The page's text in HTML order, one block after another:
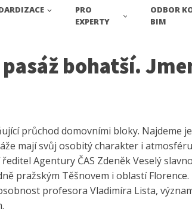
PRO
EXPERTY
ODBOR
BIM
bohatší.
průchod domovními bloky. Najdeme
mají svůj osobitý charakter i
Agentury ČAS Zdeněk Veselý
pražským Těšnovem i oblastí
profesora Vladimíra Lista,